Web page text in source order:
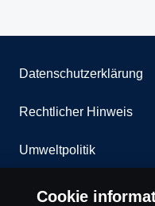
Datenschutzerklärung
Rechtlicher Hinweis
Umweltpolitik
Whistleblowing
Cookie